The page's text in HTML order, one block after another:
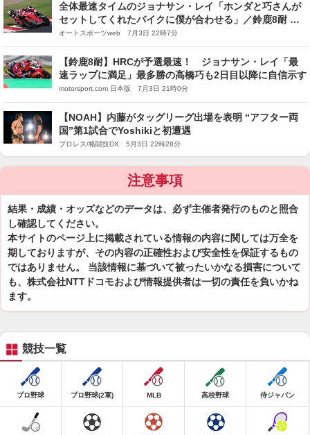
全体最速タイムのジョナサン・レイ「ホンダと巧さんが
セットしてくれたバイクに僕が合わせる」／鈴鹿8耐 予
選
オートスポーツweb 7月3日 22時7分
【鈴鹿8耐】HRCが予選最速！ ジョナサン・レイ「最
速ラップに満足」最多勝の高橋巧も2日目以降に自信示す
motorsport.com 日本版 7月3日 21時0分
【NOAH】内藤がタッグリーグ出場を表明 “アフター両
国”第1試合でYoshikiと初遭遇
プロレス/格闘技DX 5月3日 22時28分
注意事項
結果・成績・オッズなどのデータは、必ず主催者発行のものと照合
し確認してください。
本サイトのページ上に掲載されている情報の内容に関しては万全を
期しておりますが、その内容の正確性および安全性を保証するもの
ではありません。 当該情報に基づいて被ったいかなる損害について
も、株式会社NTTドコモおよび情報提供者は一切の責任を負いかね
ます。
競技一覧
プロ野球 プロ野球(2軍) MLB 高校野球 侍ジャパン